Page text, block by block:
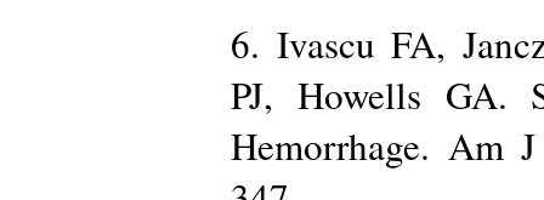
6. Ivascu FA,
PJ, Howells GA.
Hemorrhage. Am